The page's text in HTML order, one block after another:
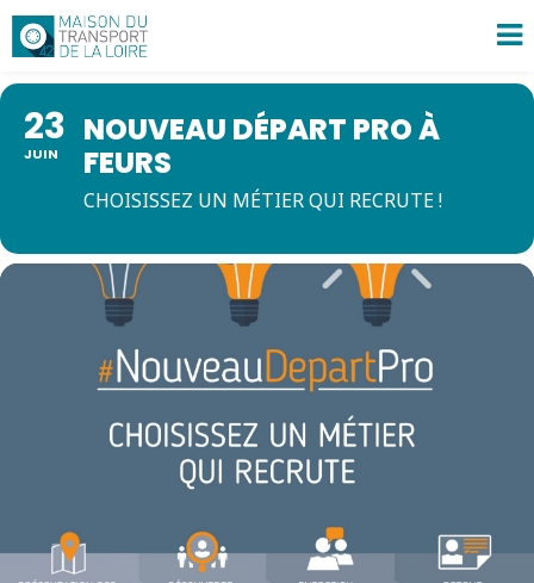
23
JUIN
NOUVEAU DÉPART PRO À
FEURS
CHOISISSEZ UN MÉTIER QUI RECRUTE !